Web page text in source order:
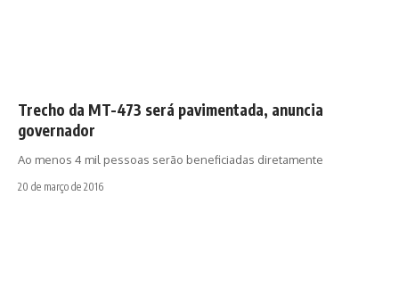
Trecho da MT-473 será pavimentada, anuncia
governador
Ao menos 4 mil pessoas serão beneficiadas diretamente
20 de março de 2016